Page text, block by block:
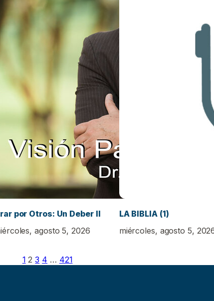
por Otros: Un Deber II
agosto 5, 2026
LA BIBLIA (1)
miércoles, agosto 5,
1 2 3 4 … 421